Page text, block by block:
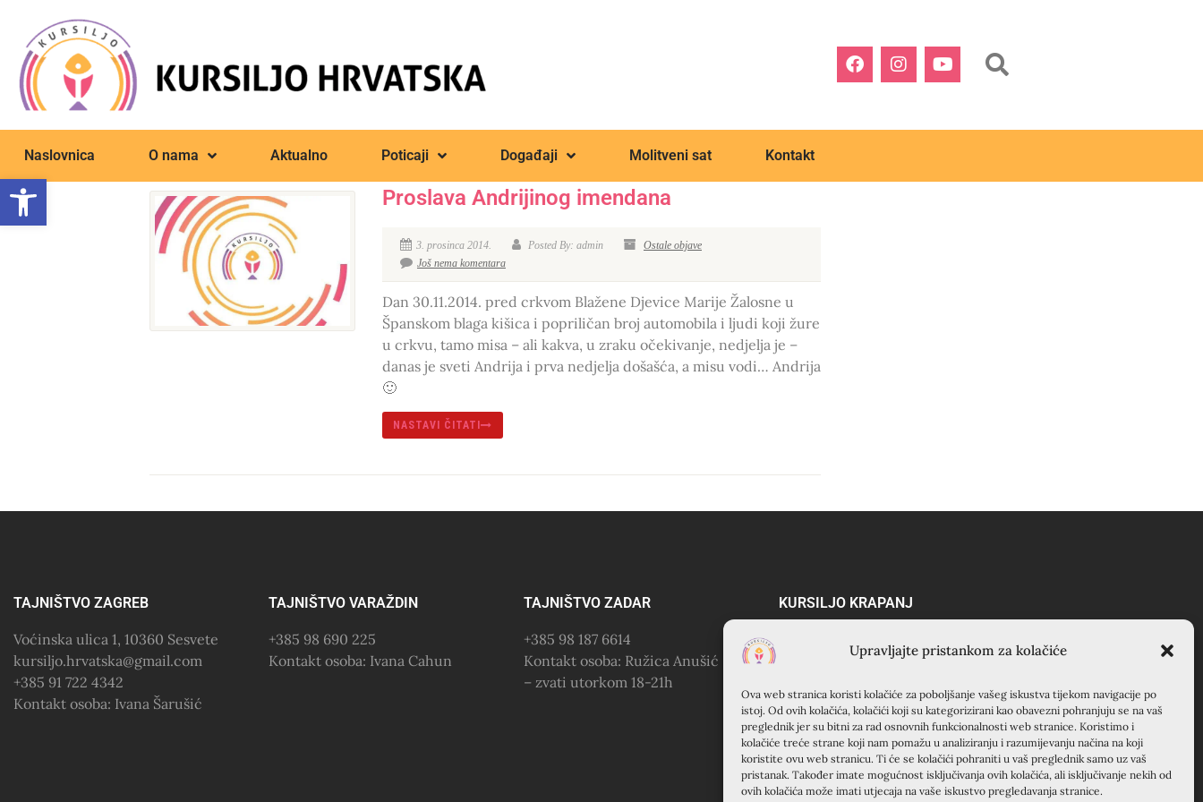
Open toolbar
Upravljajte pristankom za kolačiće
Ova web stranica koristi kolačiće za poboljšanje vašeg iskustva tijekom navigacije po
istoj. Od ovih kolačića, kolačići koji su kategorizirani kao obavezni pohranjuju se na vaš
preglednik jer su bitni za rad osnovnih funkcionalnosti web stranice. Koristimo i
kolačiće treće strane koji nam pomažu u analiziranju i razumijevanju načina na koji
koristite ovu web stranicu. Ti će se kolačići pohraniti u vaš preglednik samo uz vaš
pristanak. Također imate mogućnost isključivanja ovih kolačića, ali isključivanje nekih od
ovih kolačića može imati utjecaja na vaše iskustvo pregledavanja stranice.
Naslovnica O nama Aktualno Poticaji Događaji Molitveni sat Kontakt
Proslava Andrijinog imendana
3. prosinca 2014. Posted By: admin
Ostale objave
Još nema komentara
Dan 30.11.2014. pred crkvom Blažene Djevice Marije Žalosne u
Španskom blaga kišica i popriličan broj automobila i ljudi koji žure
u crkvu, tamo misa – ali kakva, u zraku očekivanje, nedjelja je –
danas je sveti Andrija i prva nedjelja došašća, a misu vodi… Andrija
🙂
NASTAVI ČITATI
TAJNIŠTVO ZAGREB
Voćinska ulica 1, 10360 Sesvete
kursiljo.hrvatska@gmail.com
+385 91 722 4342
Kontakt osoba: Ivana Šarušić
TAJNIŠTVO VARAŽDIN
+385 98 690 225
Kontakt osoba: Ivana Cahun
TAJNIŠTVO ZADAR
+385 98 187 6614
Kontakt osoba: Ružica Anušić
– zvati utorkom 18-21h
KURSILJO KRAPANJ
(Franjevački samostan), 22000
+385 22 351 830